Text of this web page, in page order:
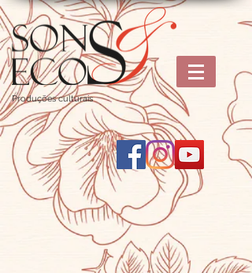
Produções culturais